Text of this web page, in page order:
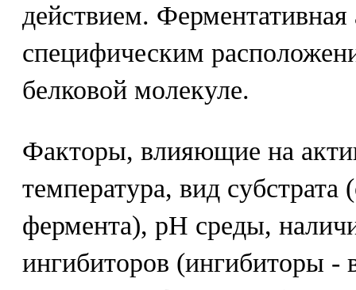
действием. Ферментативная
специфическим
белковой молекуле.
Факторы, влияющие на
температура, вид субстрата
фермента), рН среды,
ингибиторов (ингибиторы -